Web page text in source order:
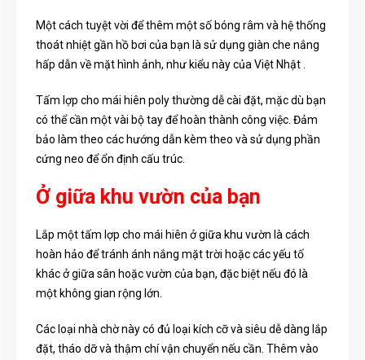
Một cách tuyệt vời để thêm một số bóng râm và hệ thống
thoát nhiệt gần hồ bơi của bạn là sử dụng giàn che nắng
hấp dẫn về mặt hình ảnh, như kiểu này của Việt Nhật .
Tấm lợp cho mái hiên poly thường dễ cài đặt, mặc dù bạn
có thể cần một vài bộ tay để hoàn thành công việc. Đảm
bảo làm theo các hướng dẫn kèm theo và sử dụng phần
cứng neo để ổn định cấu trúc.
Ở giữa khu vườn của bạn
Lắp một tấm lợp cho mái hiên ở giữa khu vườn là cách
hoàn hảo để tránh ánh nắng mặt trời hoặc các yếu tố
khác ở giữa sân hoặc vườn của bạn, đặc biệt nếu đó là
một không gian rộng lớn.
Các loại nhà chờ này có đủ loại kích cỡ và siêu dễ dàng lắp
đặt, tháo dỡ và thậm chí vận chuyển nếu cần. Thêm vào